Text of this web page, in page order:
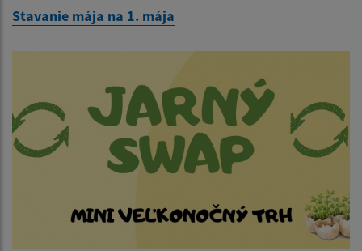
Stavanie mája na 1. mája